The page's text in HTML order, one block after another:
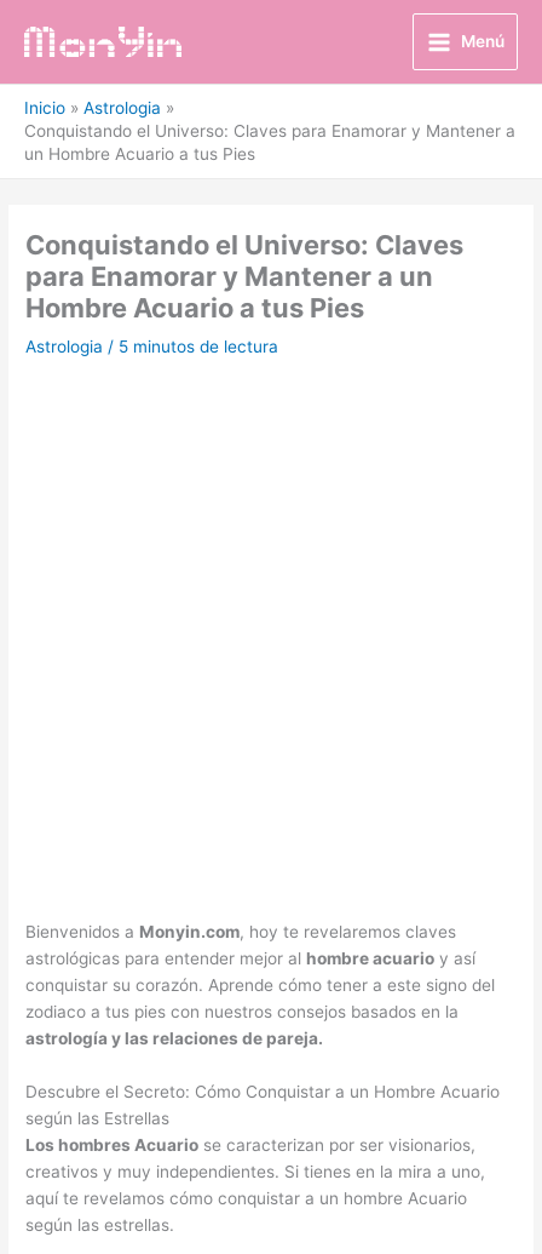
Menú
Inicio
Astrologia
Conquistando el Universo: Claves para Enamorar y Mantener a
un Hombre Acuario a tus Pies
Conquistando el Universo: Claves
para Enamorar y Mantener a un
Hombre Acuario a tus Pies
Astrologia / 5 minutos de lectura
Bienvenidos a Monyin.com, hoy te revelaremos claves
astrológicas para entender mejor al hombre acuario y así
conquistar su corazón. Aprende cómo tener a este signo del
zodiaco a tus pies con nuestros consejos basados en la
astrología y las relaciones de pareja.
Descubre el Secreto: Cómo Conquistar a un Hombre Acuario
según las Estrellas
Los hombres Acuario se caracterizan por ser visionarios,
creativos y muy independientes. Si tienes en la mira a uno,
aquí te revelamos cómo conquistar a un hombre Acuario
según las estrellas.